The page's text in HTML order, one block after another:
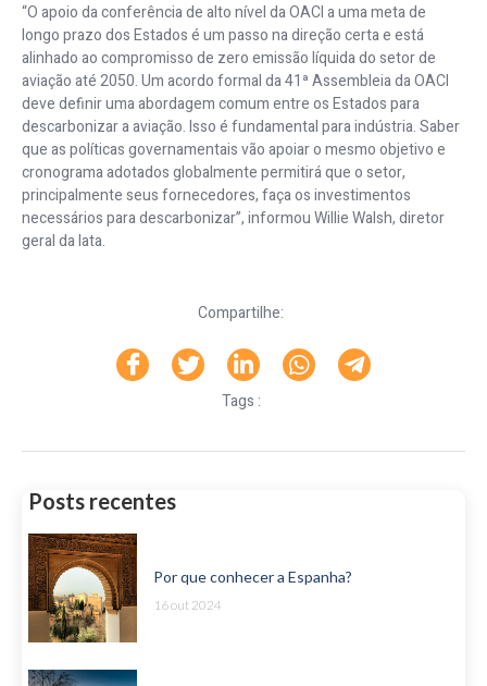
“O apoio da conferência de alto nível da OACI a uma meta de
longo prazo dos Estados é um passo na direção certa e está
alinhado ao compromisso de zero emissão líquida do setor de
aviação até 2050. Um acordo formal da 41ª Assembleia da OACI
deve definir uma abordagem comum entre os Estados para
descarbonizar a aviação. Isso é fundamental para indústria. Saber
que as políticas governamentais vão apoiar o mesmo objetivo e
cronograma adotados globalmente permitirá que o setor,
principalmente seus fornecedores, faça os investimentos
necessários para descarbonizar”, informou Willie Walsh, diretor
geral da Iata.
Compartilhe:
Tags :
Posts recentes
Por que conhecer a Espanha?
16 out 2024